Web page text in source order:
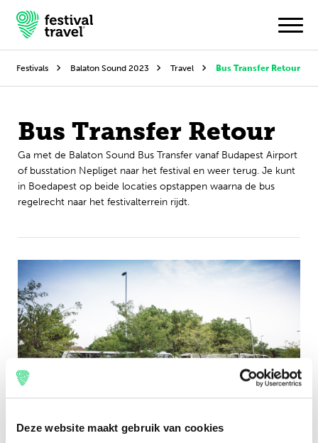
Deze website maakt gebruik van cookies
Travel
Inspiratie
Festivalnieuws
Mijn account
Nederlands
Engels
Festivals Balaton Sound 2023 Travel Bus Transfer Retour
Bus Transfer Retour
Ga met de Balaton Sound Bus Transfer vanaf Budapest Airport
of busstation Nepliget naar het festival en weer terug. Je kunt
in Boedapest op beide locaties opstappen waarna de bus
regelrecht naar het festivalterrein rijdt.